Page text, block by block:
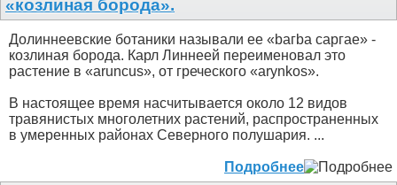
«козлиная борода».
Долиннеевские ботаники называли ее «bагbа саргае» -
козлиная борода. Карл Линнеей переименовал это
растение в «aruncus», от греческого «arynkos».
В настоящее время насчитывается около 12 видов
травянистых многолетних растений, распространенных
в умеренных районах Северного полушария. ...
Подробнее